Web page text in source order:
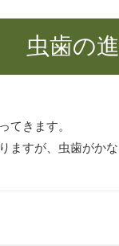
虫歯の
てきます。
すが、虫歯がか